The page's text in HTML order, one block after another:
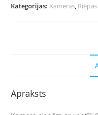
Kategorijas: Kameras,
Apraksts